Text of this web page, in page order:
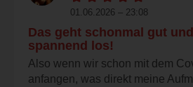
01.06.2026 – 23:08
Das geht schonmal gut und
spannend los!
Also wenn wir schon mit dem
anfangen, was direkt meine